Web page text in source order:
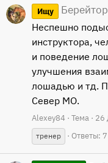
Ищу
Неспешно
инструктора,
и поведение
улучшения
лошадью и тд.
Север МО.
Alexey84 Тема 26
тренер
Ответы: 7